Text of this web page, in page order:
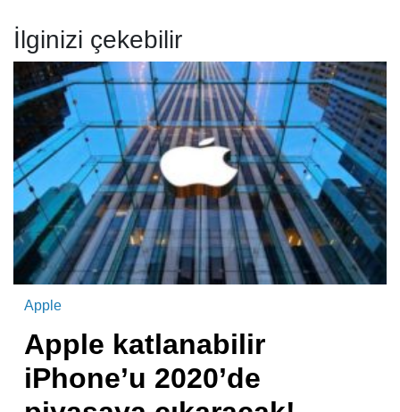
İlginizi çekebilir
Apple
Apple katlanabilir
iPhone’u 2020’de